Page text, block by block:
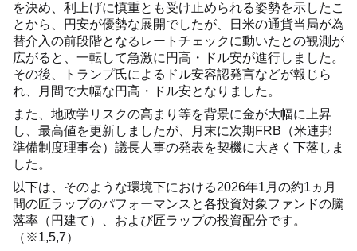
を決め、利上げに慎重とも受け止められる姿勢を示したこ
とから、円安が優勢な展開でしたが、日米の通貨当局が為
替介入の前段階となるレートチェックに動いたとの観測が
広がると、一転して急激に円高・ドル安が進行しました。
その後、トランプ氏によるドル安容認発言などが報じら
れ、月間で大幅な円高・ドル安となりました。
また、地政学リスクの高まり等を背景に金が大幅に上昇
し、最高値を更新しましたが、月末に次期FRB（米連邦
準備制度理事会）議長人事の発表を契機に大きく下落しま
した。
以下は、そのような環境下における2026年1月の約1ヵ月
間の匠ラップのパフォーマンスと各投資対象ファンドの騰
落率（円建て）、および匠ラップの投資配分です。
（※1,5,7）